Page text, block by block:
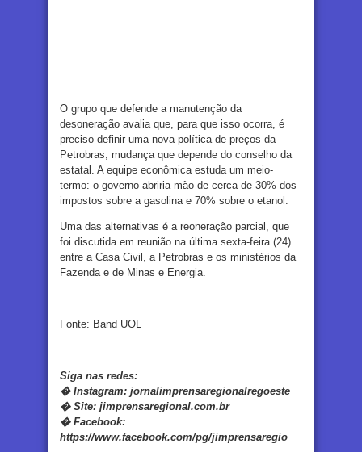
O grupo que defende a manutenção da
desoneração avalia que, para que isso ocorra, é
preciso definir uma nova política de preços da
Petrobras, mudança que depende do conselho da
estatal. A equipe econômica estuda um meio-
termo: o governo abriria mão de cerca de 30% dos
impostos sobre a gasolina e 70% sobre o etanol.
Uma das alternativas é a reoneração parcial, que
foi discutida em reunião na última sexta-feira (24)
entre a Casa Civil, a Petrobras e os ministérios da
Fazenda e de Minas e Energia.
Fonte: Band UOL
Siga nas redes:
�Instagram: jornalimprensaregionalregoeste
�Site: jimprensaregional.com.br
�Facebook:
https://www.facebook.com/pg/jimprensaregio